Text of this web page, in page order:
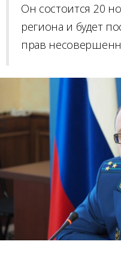
Он состоится 20
региона и будет
прав